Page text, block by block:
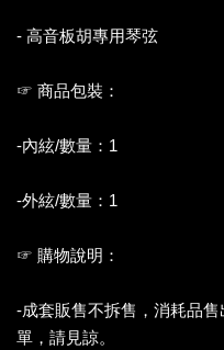
- 高音板胡專用琴弦
☞ 商品包裝：
-內絃/數量：1
-外絃/數量：1
☞ 購物說明：
-成套販售不拆售，消耗品
單，請見諒。